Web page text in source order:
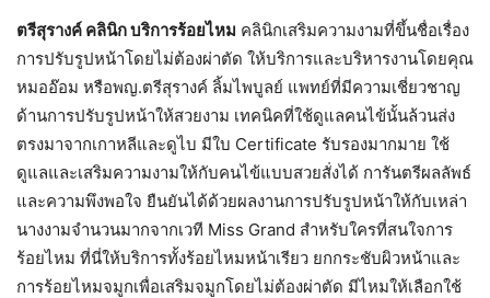
ตรีสุรางค์ คลินิก บริการร้อยไหม คลินิกเสริมความงามที่ขึ้นชื่อเรื่อง
การปรับรูปหน้าโดยไม่ต้องผ่าตัด ให้บริการและบริหารงานโดยคุณ
หมออ๊อม หรือพญ.ตรีสุรางค์ ลิ้มไพบูลย์ แพทย์ที่มีความเชี่ยวชาญ
ด้านการปรับรูปหน้าให้สวยงาม เทคนิคที่ใช้ดูแลคนไข้นั้นล้วนส่ง
ตรงมาจากเกาหลีและดูไบ มีใบ Certificate รับรองมากมาย ใช้
ดูแลและเสริมความงามให้กับคนไข้แบบสวยสั่งได้ การันตรีผลลัพธ์
และความพึงพอใจ ยืนยันได้ด้วยผลงานการปรับรูปหน้าให้กับเหล่า
นางงามจำนวนมากจากเวที Miss Grand สำหรับใครที่สนใจการ
ร้อยไหม ที่นี่ให้บริการทั้งร้อยไหมหน้าเรียว ยกกระชับผิวหน้าและ
การร้อยไหมจมูกเพื่อเสริมจมูกโดยไม่ต้องผ่าตัด มีไหมให้เลือกใช้